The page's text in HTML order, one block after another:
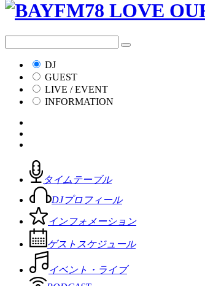
DJ
GUEST
LIVE / EVENT
INFORMATION
タイムテーブル
DJプロフィール
インフォメーション
ゲストスケジュール
イベント・ライブ